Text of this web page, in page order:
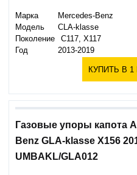
Марка
Mercedes-Benz
Модель
CLA-klasse
Поколение
C117, X117
Год
2013-2019
КУПИТЬ В 1
Газовые упоры капота
Benz GLA-klasse X156
UMBAKL/GLA012